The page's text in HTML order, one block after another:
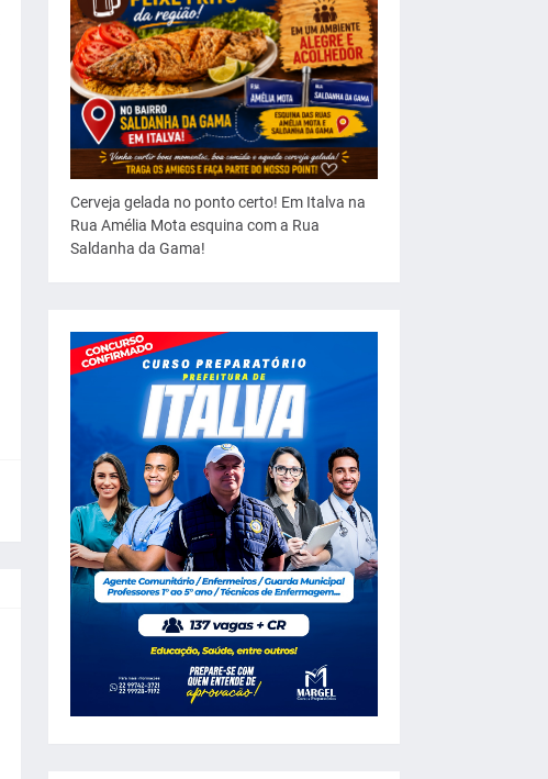
Cerveja gelada no ponto certo! Em Italva na
Rua Amélia Mota esquina com a Rua
Saldanha da Gama!